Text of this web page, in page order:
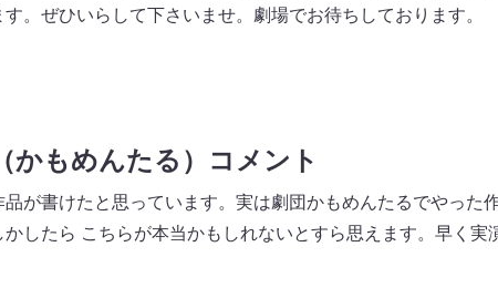
。ぜひいらして下さいませ。劇場でお待ちしております。
かもめんたる）コメント
が書けたと思っています。実は劇団かもめんたるでやった
したら こちらが本当かもしれないとすら思えます。早く実